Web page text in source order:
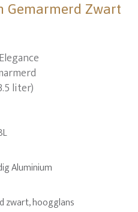
Gemarmerd Zwart
Aluminium
zwart, hoogglans